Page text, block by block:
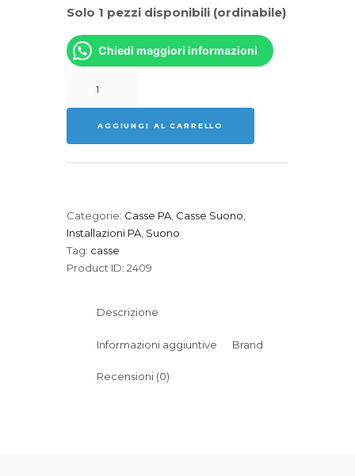
Solo 1 pezzi disponibili (ordinabile)
Chiedi maggiori informazioni
ARCHON
208S
SubwooferAGGIUNGI AL CARRELLO
Categorie: Casse PA Casse Suono
Installazioni PA Suono
Tag: casse
Product ID: 2409
Descrizione
Informazioni aggiuntive Brand
Recensioni (0)